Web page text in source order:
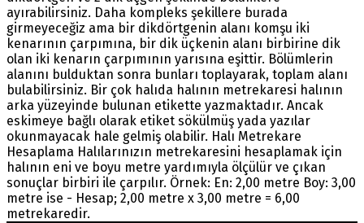
ayırabilirsiniz. Daha kompleks şekillere burada
girmeyeceğiz ama bir dikdörtgenin alanı komşu iki
kenarının çarpımına, bir dik üçkenin alanı birbirine dik
olan iki kenarın çarpımının yarısına eşittir. Bölümlerin
alanını bulduktan sonra bunları toplayarak, toplam alanı
bulabilirsiniz. Bir çok halıda halının metrekaresi halının
arka yüzeyinde bulunan etikette yazmaktadır. Ancak
eskimeye bağlı olarak etiket sökülmüş yada yazılar
okunmayacak hale gelmiş olabilir. Halı Metrekare
Hesaplama Halılarınızın metrekaresini hesaplamak için
halının eni ve boyu metre yardımıyla ölçülür ve çıkan
sonuçlar birbiri ile çarpılır. Örnek: En: 2,00 metre Boy: 3,00
metre ise - Hesap; 2,00 metre x 3,00 metre = 6,00
metrekaredir.